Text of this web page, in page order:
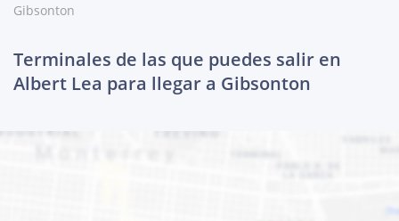
Gibsonton
Terminales de las que puedes salir en
Albert Lea para llegar a Gibsonton